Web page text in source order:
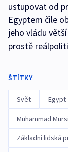
ustupovat od
Egyptem čile
jeho vládu
prostě
ŠTÍTKY
Svět Egypt
Muhammad
Základní lidská